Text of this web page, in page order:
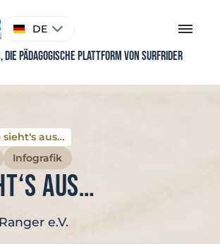
Sprache
auswählen
DE
Die pädagogische Plattform von Surfrider
sieht‘s aus…
Infografik
aus…
e.V.